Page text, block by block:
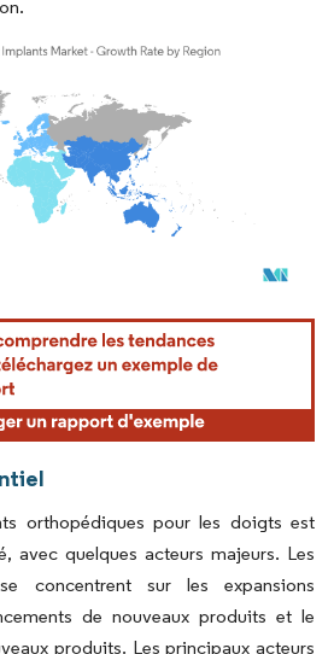
réutilisation nécessite une attribution sous CC BY
orthopédiques pour les doigts est
avec quelques acteurs majeurs. Les
concentrent sur les expansions
de nouveaux produits et le
produits. Les principaux acteurs